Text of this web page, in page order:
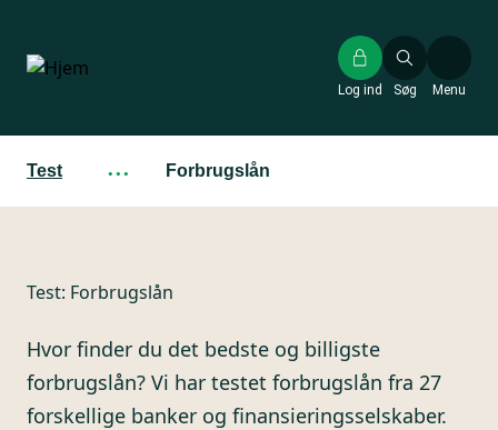
hovedindhold
Søg
Log ind Menu
Test ··· Forbrugslån
Test: Forbrugslån
Hvor finder du det bedste og billigste
forbrugslån? Vi har testet forbrugslån fra 27
forskellige banker og finansieringsselskaber.